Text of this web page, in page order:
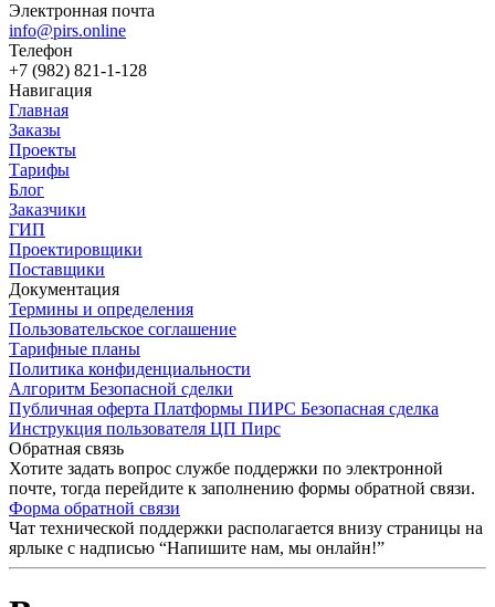
Электронная почта
info@pirs.online
Телефон
+7 (982) 821-1-128
Навигация
Главная
Заказы
Проекты
Тарифы
Блог
Заказчики
ГИП
Проектировщики
Поставщики
Документация
Термины и определения
Пользовательское соглашение
Тарифные планы
Политика конфиденциальности
Алгоритм Безопасной сделки
Публичная оферта Платформы ПИРС Безопасная сделка
Инструкция пользователя ЦП Пирс
Обратная связь
Хотите задать вопрос службе поддержки по электронной
почте, тогда перейдите к заполнению формы обратной связи.
Форма обратной связи
Чат технической поддержки располагается внизу страницы на
ярлыке с надписью “Напишите нам, мы онлайн!”